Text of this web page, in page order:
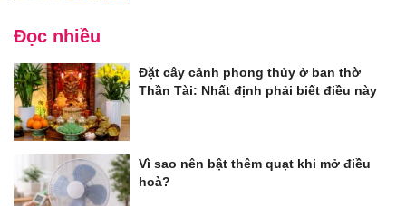
Đọc nhiều
Đặt cây cảnh phong thủy ở ban thờ
Thần Tài: Nhất định phải biết điều này
Vì sao nên bật thêm quạt khi mở điều
hoà?